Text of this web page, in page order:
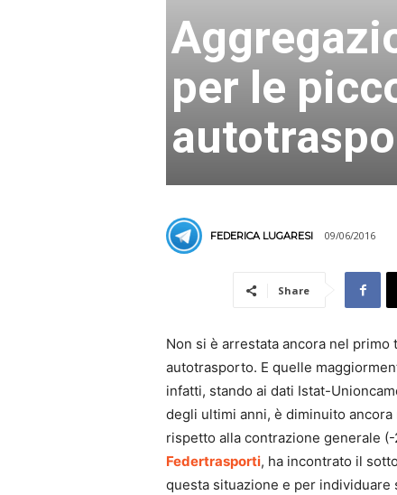
per le
FEDERICA LUGARESI 09/06/2016
Share
Non si è arrestata ancora nel
autotrasporto. E quelle
infatti, stando ai dati Istat-
degli ultimi anni, è diminuito
rispetto alla contrazione generale
Federtrasporti, ha incontrato il
questa situazione e per